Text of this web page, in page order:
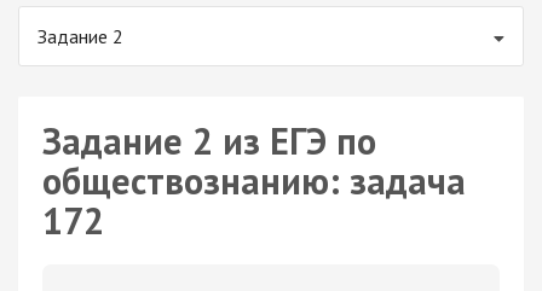
Задание 2
Задание 2 из ЕГЭ по
обществознанию: задача
172